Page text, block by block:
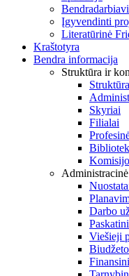
Įgyvendinti
Literatūrinė
Kraštotyra
Bendra informacija
Struktūra ir
Struktūra
Skyriai
Filialai
Darbo
Viešieji